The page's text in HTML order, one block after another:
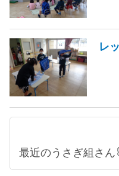
レ
最近のうさぎ組さん